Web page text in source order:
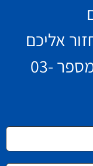
אליכם
03-